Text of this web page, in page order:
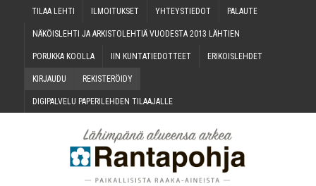
TILAA LEH­TI ILMOI­TUK­SET YHTEYS­TIE­DOT PALAU­TE
NÄKÖIS­LEH­TI JA ARKIS­TO­LEH­TIÄ VUO­DES­TA 2013 LÄHTIEN
PORUK­KA KOOLLA IIN KUN­TA­TIE­DOT­TEET ERI­KOIS­LEH­DET
KIR­JAU­DU REKIS­TE­RÖI­DY
DIGI­PAL­VE­LU PAPE­RI­LEH­DEN TILAAJALLE